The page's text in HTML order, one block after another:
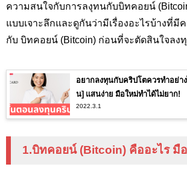
ความสนใจกับการลงุทนกับบิทคอยน์
แบบเจาะลึกและดูกันว่ามีเรื่องอะไรบ้างที่มี
กับ บิทคอยน์ (Bitcoin) ก่อนที่จะตัดสินใจลง
อยากลงทุนกับคริปโตควรทำอย่า
น] แสนง่าย มือใหม่ทำได้ไม่ยาก!
2022.3.1
1.บิทคอยน์ (Bitcoin) คืออะไร มื